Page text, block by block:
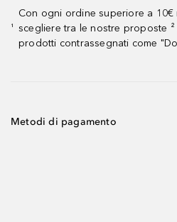
¹
Con ogni ordine superiore a 10€
scegliere tra le nostre proposte
prodotti contrassegnati come
Metodi di pagamento